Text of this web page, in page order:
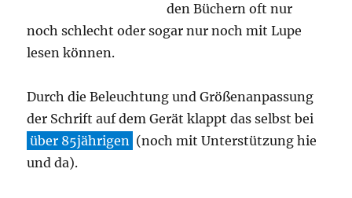
den Büchern oft nur
noch schlecht oder sogar nur noch mit Lupe
lesen können.
Durch die Beleuch­tung und Grö­ßen­an­pas­sung
der Schrift auf dem Gerät klappt das selbst bei
über 85jährigen (noch mit Unter­stüt­zung hie
und da).